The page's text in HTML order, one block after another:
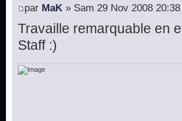
par MaK » Sam 29 Nov 2008 20:38
Travaille remarquable en
Staff :)